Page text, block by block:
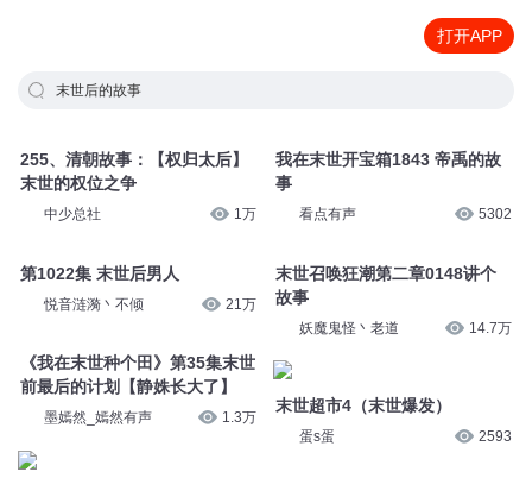
打开APP
末世后的故事
255、清朝故事：【权归太后】
末世的权位之争
中少总社 1万
第1022集 末世后男人
悦音涟漪丶不倾 21万
《我在末世种个田》第35集末世
前最后的计划【静姝长大了】
墨嫣然_嫣然有声 1.3万
我在末世开宝箱1843 帝禹的故
事
看点有声 5302
末世召唤狂潮第二章0148讲个
故事
妖魔鬼怪丶老道 14.7万
末世超市4（末世爆发）
蛋s蛋 2593